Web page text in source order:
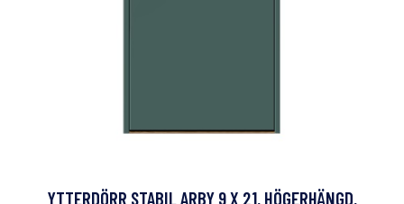
YTTERDÖRR STABIL ARBY 9 X 21, HÖGERHÄNGD,